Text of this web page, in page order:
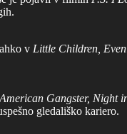
v Little Children,
American Gangster, Night
gledališko kariero.